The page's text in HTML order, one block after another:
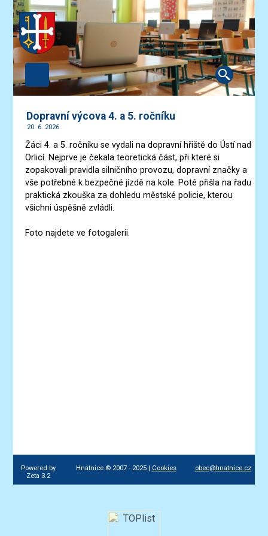
Dopravní výcova 4. a 5. ročníku
20. 6. 2026
Žáci 4. a 5. ročníku se vydali na dopravní hřiště do Ústí nad
Orlicí. Nejprve je čekala teoretická část, při které si
zopakovali pravidla silničního provozu, dopravní značky a
vše potřebné k bezpečné jízdě na kole. Poté přišla na řadu
praktická zkouška za dohledu městské policie, kterou
všichni úspěšně zvládli.
Foto najdete ve fotogalerii.
Powered by
Zeta 3.2
Hnátnice © 2007 - 2025 | Cookies obec@hnatnice.cz